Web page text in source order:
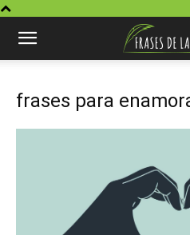
frases para